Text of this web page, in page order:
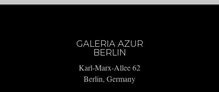
GALERIA AZUR
BERLIN
Karl-Marx-Allee 62
Berlin, Germany